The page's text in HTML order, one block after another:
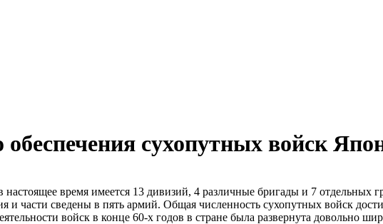
сухопутных войск
время имеется 13 дивизий, 4 различные бригады и 7 отдельных
и части сведены в пять армий. Общая численность сухопутных войск
войск в конце 60-х годов в стране была развернута довольно